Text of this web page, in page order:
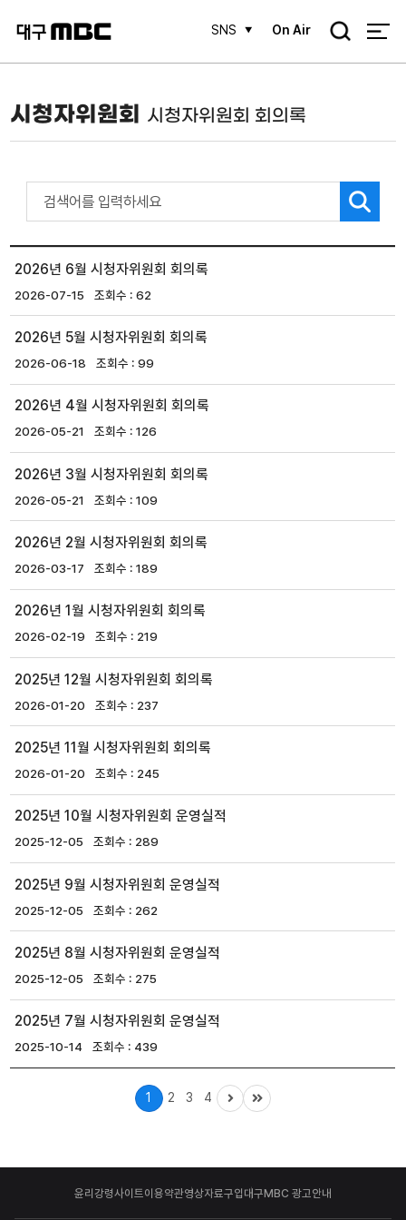
SNS On Air
검
시청자위원회 시청자위원회 회의록
2026년 6월 시청자위원회 회의록
2026-07-15 62
2026년 5월 시청자위원회 회의록
2026-06-18 99
2026년 4월 시청자위원회 회의록
2026-05-21 126
2026년 3월 시청자위원회 회의록
2026-05-21 109
2026년 2월 시청자위원회 회의록
2026-03-17 189
2026년 1월 시청자위원회 회의록
2026-02-19 219
2025년 12월 시청자위원회 회의록
2026-01-20 237
2025년 11월 시청자위원회 회의록
2026-01-20 245
2025년 10월 시청자위원회 운영실적
2025-12-05 289
2025년 9월 시청자위원회 운영실적
2025-12-05 262
2025년 8월 시청자위원회 운영실적
2025-12-05 275
2025년 7월 시청자위원회 운영실적
2025-10-14 439
1 2 3 4
윤리강령사이트이용약관영상자료구입 대구MBC 광고안내